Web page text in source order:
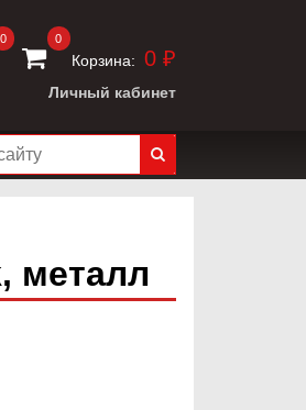
0 0
Корзина: 0 ₽
Личный кабинет
металл